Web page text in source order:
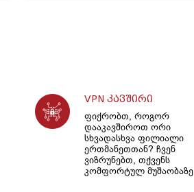
VPN კავშირი
ფიქრობთ, როგორ
დააკავშიროთ ორი
სხვადასხვა ფილიალი
ერთმანეთთან? ჩვენ
ვიზრუნებთ, თქვენს
კომფორტულ მუშაობაზე